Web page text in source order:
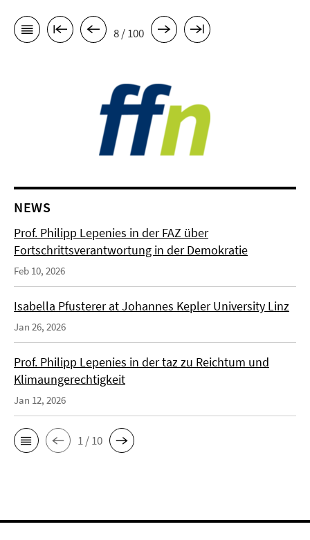
8 / 100
NEWS
Prof. Philipp Lepenies in der FAZ über
Fortschrittsverantwortung in der Demokratie
Feb 10, 2026
Isabella Pfusterer at Johannes Kepler University Linz
Jan 26, 2026
Prof. Philipp Lepenies in der taz zu Reichtum und
Klimaungerechtigkeit
Jan 12, 2026
1 / 10